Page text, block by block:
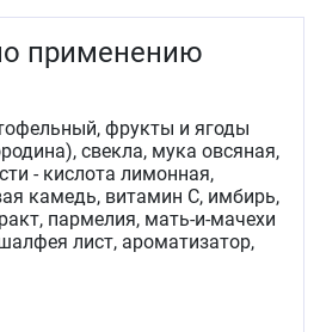
применению
фрукты и ягоды
свекла, мука овсяная,
- кислота лимонная,
камедь, витамин С, имбирь,
пармелия, мать-и-мачехи
лист, ароматизатор,